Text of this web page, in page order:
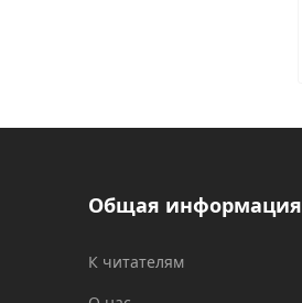
Общая информация
К читателям